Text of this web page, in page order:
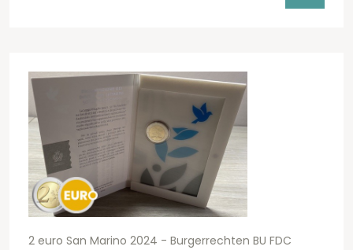
2 euro San Marino 2024 - Burgerrechten BU FDC